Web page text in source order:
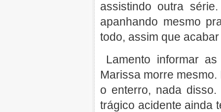
assistindo outra
apanhando mesmo
todo, assim que
Lamento informar
Marissa morre
o enterro, nada
trágico acidente ainda